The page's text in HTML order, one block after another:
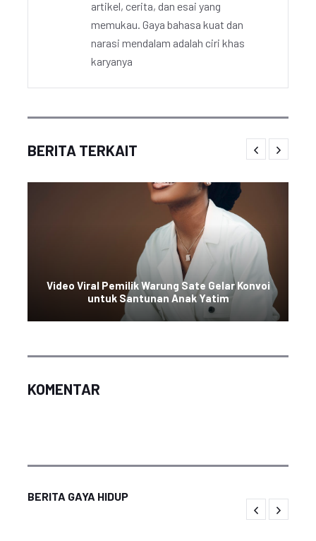
artikel, cerita, dan esai yang
memukau. Gaya bahasa kuat dan
narasi mendalam adalah ciri khas
karyanya
BERITA TERKAIT
Video Viral Pemilik Warung Sate Gelar Konvoi
untuk Santunan Anak Yatim
KOMENTAR
BERITA GAYA HIDUP